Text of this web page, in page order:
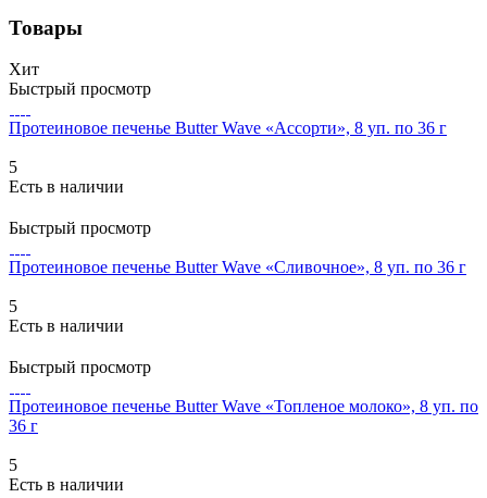
Товары
Хит
Быстрый просмотр
Протеиновое печенье Butter Wave «Ассорти», 8 уп. по 36 г
5
Есть в наличии
Быстрый просмотр
Протеиновое печенье Butter Wave «Сливочное», 8 уп. по 36 г
5
Есть в наличии
Быстрый просмотр
Протеиновое печенье Butter Wave «Топленое молоко», 8 уп. по
36 г
5
Есть в наличии